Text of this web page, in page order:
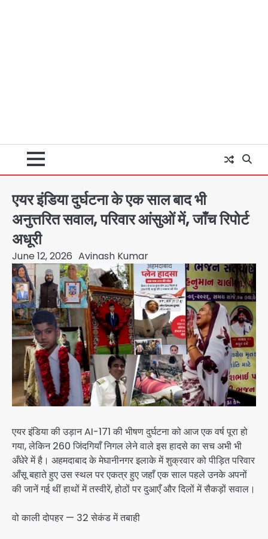
एयर इंडिया दुर्घटना के एक साल बाद भी
अनुत्तरित सवाल, परिवार आंसुओं में, जाँच रिपोर्ट
अधूरी
June 12, 2026 Avinash Kumar
एयर इंडिया की उड़ान AI-171 की भीषण दुर्घटना को आज एक वर्ष पूरा हो
गया, लेकिन 260 जिंदगियाँ निगल लेने वाले इस हादसे का सच अभी भी
अँधेरे में है। अहमदाबाद के मेघानीनगर इलाके में शुक्रवार को पीड़ित परिवार
आँसू बहाते हुए उस स्थल पर एकत्र हुए जहाँ एक साल पहले उनके अपनों
की जानें गई थीं हाथों में तस्वीरें, होठों पर दुआएँ और दिलों में सैकड़ों सवाल।
वो काली दोपहर — 32 सेकंड में तबाही